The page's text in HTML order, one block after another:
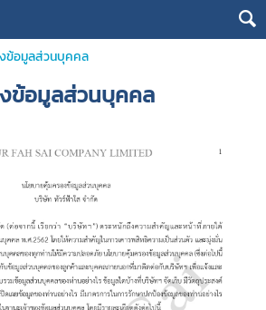
ข้อมูลส่วนบุคคล
ข้อมูลส่วนบุคคล